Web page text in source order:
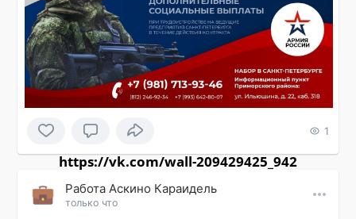
1
https://vk.com/wall-209429425_942
Работа Аскино Караидель
только что